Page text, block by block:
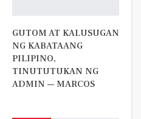
GUTOM AT KALUSUGAN
NG KABATAANG
PILIPINO,
TINUTUTUKAN NG
ADMIN — MARCOS